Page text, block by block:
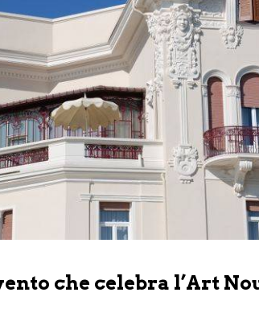
che celebra l’Art